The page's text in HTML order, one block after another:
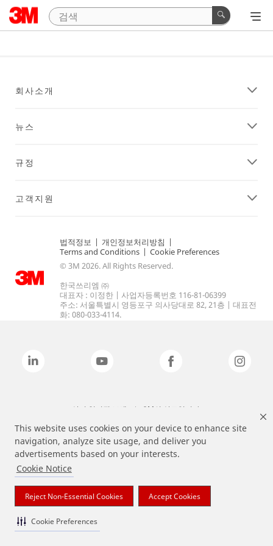
This website uses cookies on your device to enhance site
navigation, analyze site usage, and deliver you
advertisements based on your interests.
Cookie Notice
Reject Non-Essential Cookies Accept Cookies
Cookie Preferences
회사소개
뉴스
규정
고객지원
법적정보 | 개인정보처리방침 |
Terms and Conditions | Cookie Preferences
© 3M 2026. All Rights Reserved.
한국쓰리엠 ㈜
대표자 : 이정한 | 사업자등록번호 116-81-06399
주소: 서울특별시 영등포구 의사당대로 82, 21층 | 대표전
화: 080-033-4114.
상기 열거된 브랜드는 3M의 상표입니다.